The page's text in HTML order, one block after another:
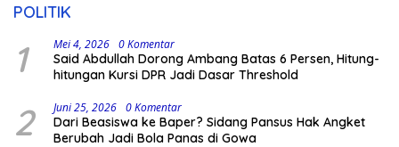
POLITIK
1 Mei 4, 2026 0 Komentar
Said Abdullah Dorong Ambang Batas 6 Persen, Hitung-
hitungan Kursi DPR Jadi Dasar Threshold
2 Juni 25, 2026 0 Komentar
Dari Beasiswa ke Baper? Sidang Pansus Hak Angket
Berubah Jadi Bola Panas di Gowa